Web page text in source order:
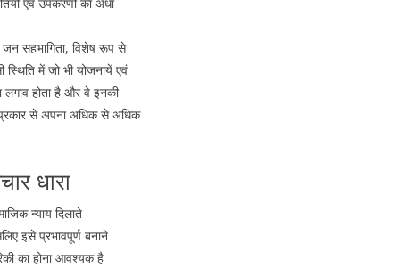
एवं उपकरणों का अंधा
जन सहभागिता, विशेष रूप से
स्थिति में जो भी योजनायें एवं
लगाव होता है और वे इनकी
से अपना अधिक से अधिक
धारा
न्याय दिलाते
इसे प्रभावपूर्ण बनाने
का होना आवश्यक है